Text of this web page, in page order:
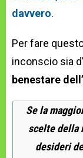
davvero.
Per fare
inconscio sia
benestare
Se la
scelte della
desideri